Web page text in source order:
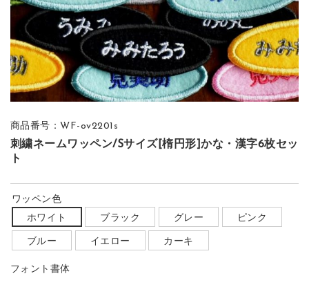
商品番号：WF-ov2201s
刺繍ネームワッペン/Sサイズ[楕円形]かな・漢字6枚セッ
ト
ワッペン色
ホワイト
ブラック グレー ピンク
ブルー イエロー カーキ
フォント書体